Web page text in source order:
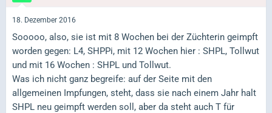
18. Dezember 2016
Sooooo, also, sie ist mit 8 Wochen bei der Züchterin geimpft
worden gegen: L4, SHPPi, mit 12 Wochen hier : SHPL, Tollwut
und mit 16 Wochen : SHPL und Tollwut.
Was ich nicht ganz begreife: auf der Seite mit den
allgemeinen Impfungen, steht, dass sie nach einem Jahr halt
SHPL neu geimpft werden soll, aber da steht auch T für